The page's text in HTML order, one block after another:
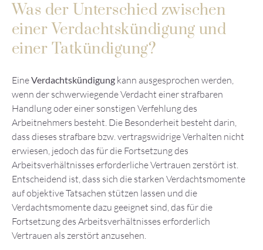
Was der Unterschied zwischen
einer Verdachtskündigung und
einer Tatkündigung?
EineVerdachtskündigung kann ausgesprochen werden,
wenn der schwerwiegende Verdacht einer strafbaren
Handlung oder einer sonstigen Verfehlung des
Arbeitnehmers besteht. Die Besonderheit besteht darin,
dass dieses strafbare bzw. vertragswidrige Verhalten nicht
erwiesen, jedoch das für die Fortsetzung des
Arbeitsverhältnisses erforderliche Vertrauen zerstört ist.
Entscheidend ist, dass sich die starken Verdachtsmomente
auf objektive Tatsachen stützen lassen und die
Verdachtsmomente dazu geeignet sind, das für die
Fortsetzung des Arbeitsverhältnisses erforderlich
Vertrauen als zerstört anzusehen.